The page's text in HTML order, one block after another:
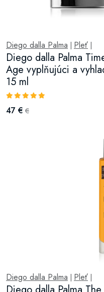
Diego dalla Palma Pleť
Diego dalla Palma
Age vyplňujúci a
15 ml
47 € €
Diego dalla Palma Pleť